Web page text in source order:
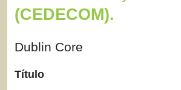
(CEDECOM).
Dublin Core
Título